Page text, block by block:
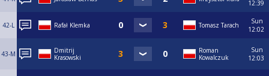
12:39
42-L Rafał Klemka Tomasz Tarach
Sun
12:02
43-M
Dmitrij
Krasowski
Roman
Kowalczuk
Sun
12:03